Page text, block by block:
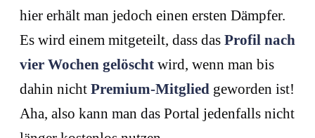
hier erhält man jedoch einen ersten Dämpfer.
Es wird einem mitgeteilt, dass das Profil nach
vier Wochen gelöscht wird, wenn man bis
dahin nicht Premium-Mitglied geworden ist!
Aha, also kann man das Portal jedenfalls nicht